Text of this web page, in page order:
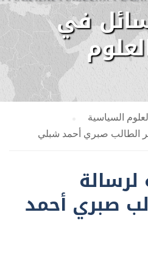
في
السياسية
الطالب صبري أحمد شبلي
صبري أحمد